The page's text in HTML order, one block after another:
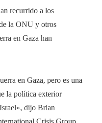
recurrido a los
la ONU y otros
en Gaza han
en Gaza, pero es una
la política exterior
dijo Brian